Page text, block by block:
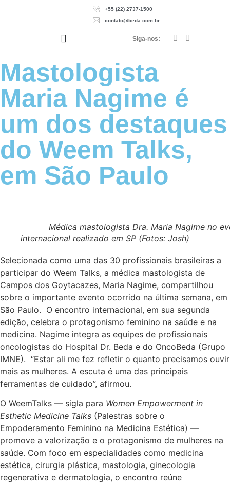
+55 (22) 2737-1500
contato@beda.com.br
Siga-nos:
Mastologista
Maria Nagime é
um dos destaques
do Weem Talks,
em São Paulo
Médica mastologista Dra. Maria Nagime no
internacional realizado em SP (Fotos: Josh)
Selecionada como uma das 30 profissionais brasileiras a
participar do Weem Talks, a médica mastologista de
Campos dos Goytacazes, Maria Nagime, compartilhou
sobre o importante evento ocorrido na última semana, em
São Paulo. O encontro internacional, em sua segunda
edição, celebra o protagonismo feminino na saúde e na
medicina. Nagime integra as equipes de profissionais
oncologistas do Hospital Dr. Beda e do OncoBeda (Grupo
IMNE). “Estar ali me fez refletir o quanto precisamos ouvir
mais as mulheres. A escuta é uma das principais
ferramentas de cuidado”, afirmou.
O WeemTalks — sigla para Women Empowerment in
Esthetic Medicine Talks (Palestras sobre o
Empoderamento Feminino na Medicina Estética) —
promove a valorização e o protagonismo de mulheres na
saúde. Com foco em especialidades como medicina
estética, cirurgia plástica, mastologia, ginecologia
regenerativa e dermatologia, o encontro reúne